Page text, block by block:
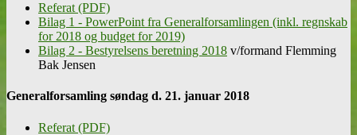
Referat (PDF)
Bilag 1 - PowerPoint fra Generalforsamlingen (inkl. regnskab
for 2018 og budget for 2019)
Bilag 2 - Bestyrelsens beretning 2018 v/formand Flemming
Bak Jensen
Generalforsamling søndag d. 21. januar 2018
Referat (PDF)